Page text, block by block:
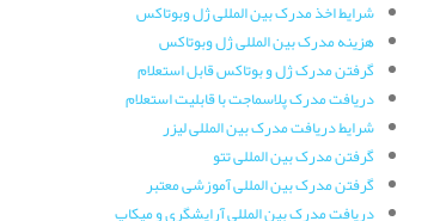
شرایط اخذ مدرک بین المللی ژل وبوتاکس
هزینه مدرک بین المللی ژل وبوتاکس
گرفتن مدرک ژل و بوتاکس قابل استعلام
دریافت مدرک پلاسماجت با قابلیت استعلام
شرایط دریافت مدرک بین المللی لیزر
گرفتن مدرک بین المللی تتو
گرفتن مدرک بین المللی آموزشی معتبر
دریافت مدرک بین المللی آرایشگری و میکاپ